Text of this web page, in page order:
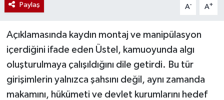
Paylaş A- A+
Açıklamasında kaydın montaj ve manipülasyon
içerdiğini ifade eden Üstel, kamuoyunda algı
oluşturulmaya çalışıldığını dile getirdi. Bu tür
girişimlerin yalnızca şahsını değil, aynı zamanda
makamını, hükümeti ve devlet kurumlarını hedef